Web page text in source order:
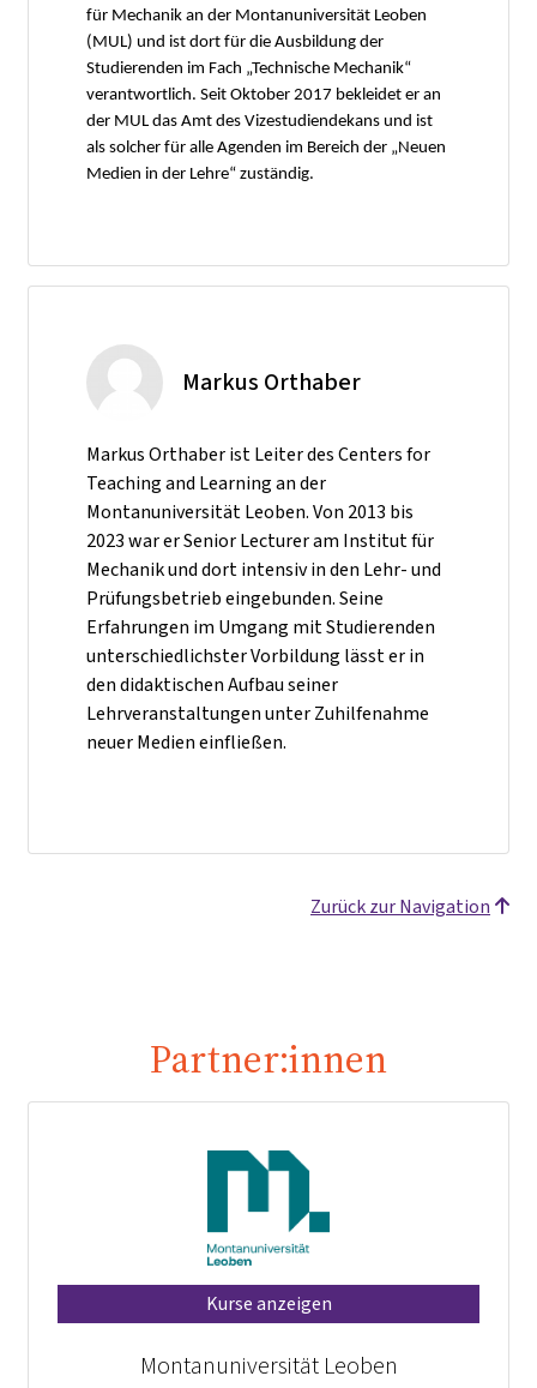
für Mechanik an der Montanuniversität Leoben
(MUL) und ist dort für die Ausbildung der
Studierenden im Fach „Technische Mechanik“
verantwortlich. Seit Oktober 2017 bekleidet er an
der MUL das Amt des Vizestudiendekans und ist
als solcher für alle Agenden im Bereich der „Neuen
Medien in der Lehre“ zuständig.
Markus Orthaber
Markus Orthaber ist Leiter des Centers for
Teaching and Learning an der
Montanuniversität Leoben. Von 2013 bis
2023 war er Senior Lecturer am Institut für
Mechanik und dort intensiv in den Lehr- und
Prüfungsbetrieb eingebunden. Seine
Erfahrungen im Umgang mit Studierenden
unterschiedlichster Vorbildung lässt er in
den didaktischen Aufbau seiner
Lehrveranstaltungen unter Zuhilfenahme
neuer Medien einfließen.
Zurück zur Navigation
Partner:innen
Kurse anzeigen
Montanuniversität Leoben